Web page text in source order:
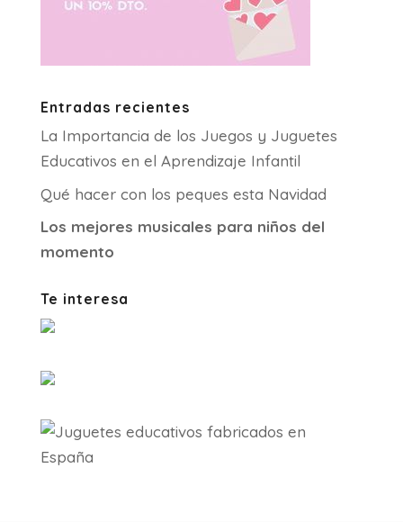
Entradas recientes
La Importancia de los Juegos y Juguetes
Educativos en el Aprendizaje Infantil
Qué hacer con los peques esta Navidad
Los mejores musicales para niños del
momento
Te interesa